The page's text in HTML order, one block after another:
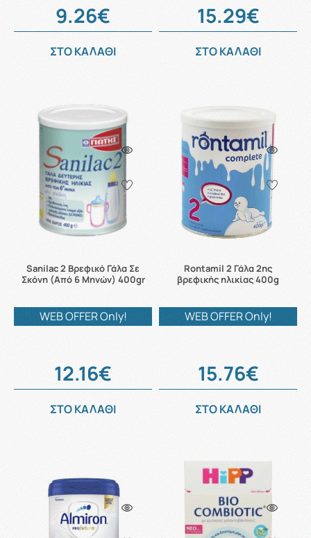
9.26€
ΣΤΟ ΚΑΛΑΘΙ
15.29€
ΣΤΟ ΚΑΛΑΘΙ
Sanilac 2 Βρεφικό Γάλα Σε
Σκόνη (Από 6 Μηνών) 400gr
WEB OFFER Only!
12.16€
ΣΤΟ ΚΑΛΑΘΙ
Rontamil 2 Γάλα 2ης
βρεφικής ηλικίας 400g
WEB OFFER Only!
15.76€
ΣΤΟ ΚΑΛΑΘΙ